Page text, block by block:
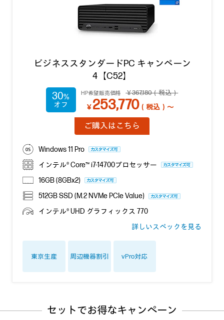
ビジネススタンダードPC キャンペーン
4【C52】
30 HP希望販売価格 ￥367,180（税込）
￥253,770（税込）～
ご購入はこちら
Windows 11 Pro
インテル® Core™ i7-14700プロセッサー
16GB (8GBx2)
512GB SSD (M.2 NVMe PCIe Value)
インテル® UHD グラフィックス 770
詳しいスペックを見る
東京生産 周辺機器割引 vPro対応
セットでお得なキャンペーン